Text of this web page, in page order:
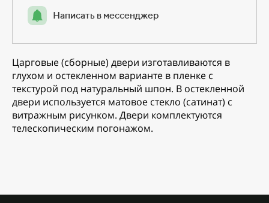
Написать в мессенджер
Царговые (сборные) двери изготавливаются в
глухом и остекленном варианте в пленке с
текстурой под натуральный шпон. В остекленной
двери используется матовое стекло (сатинат) с
витражным рисунком. Двери комплектуются
телескопическим погонажом.